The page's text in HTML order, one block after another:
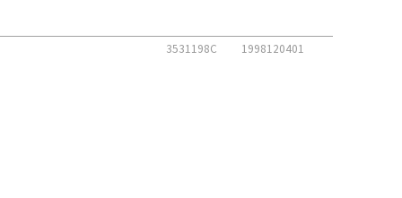
3531198C 1998120401